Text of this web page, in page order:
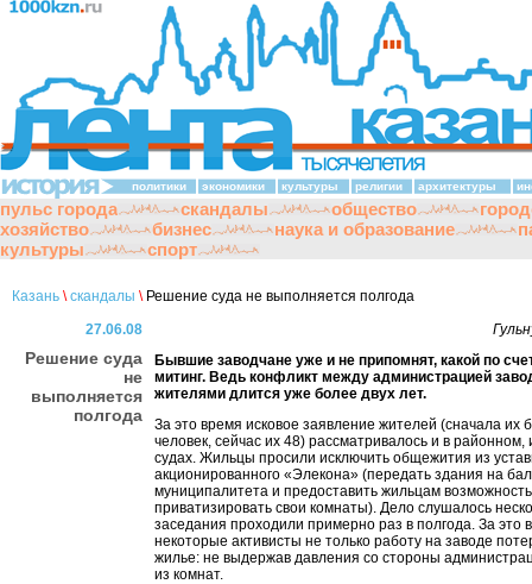
политики экономики культуры религии архитектуры
пульс города скандалы общество
хозяйство
бизнес наука и образование
культуры
спорт
Казань \ скандалы \Решение суда не выполняется полгода
27.06.08
Решение суда
не
выполняется
полгода
Бывшие заводчане уже и не припомнят, какой по
митинг. Ведь конфликт между администрацией
жителями длится уже более двух лет.
За это время исковое заявление жителей (сначала их
человек, сейчас их 48) рассматривалось и в районном,
судах. Жильцы просили исключить общежития из
акционированного «Элекона» (передать здания на
муниципалитета и предоставить жильцам возможность
приватизировать свои комнаты). Дело слушалось
заседания проходили примерно раз в полгода. За это
некоторые активисты не только работу на заводе
жилье: не выдержав давления со стороны
из комнат.